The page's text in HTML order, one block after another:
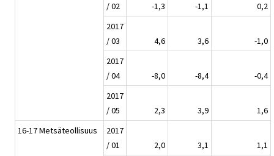
/ 02
-1,3 -1,1
0,2
2017
/ 03
4,6 3,6
-1,0
2017
/ 04
-8,0 -8,4
-0,4
2017
/ 05
2,3 3,9
1,6
16-17 Metsäteollisuus
2017
/ 01
2,0 3,1
1,1